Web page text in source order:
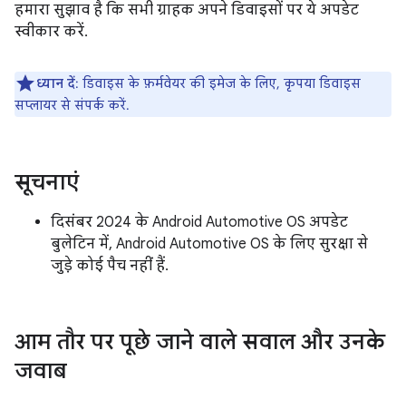
हमारा सुझाव है कि सभी ग्राहक अपने डिवाइसों पर ये अपडेट
स्वीकार करें.
ध्यान दें: डिवाइस के फ़र्मवेयर की इमेज के लिए, कृपया डिवाइस
सप्लायर से संपर्क करें.
सूचनाएं
दिसंबर 2024 के Android Automotive OS अपडेट
बुलेटिन में, Android Automotive OS के लिए सुरक्षा से
जुड़े कोई पैच नहीं हैं.
आम तौर पर पूछे जाने वाले सवाल और उनके
जवाब